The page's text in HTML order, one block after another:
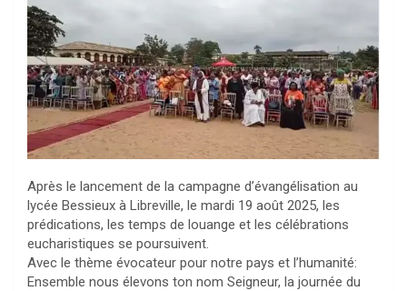
Après le lancement de la campagne d’évangélisation au
lycée Bessieux à Libreville, le mardi 19 août 2025, les
prédications, les temps de louange et les célébrations
eucharistiques se poursuivent.
Avec le thème évocateur pour notre pays et l’humanité:
Ensemble nous élevons ton nom Seigneur, la journée du